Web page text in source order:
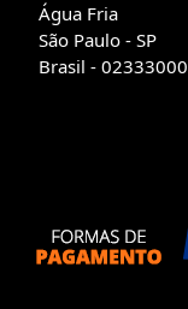
Água Fria
São Paulo - SP
Brasil - 02333000